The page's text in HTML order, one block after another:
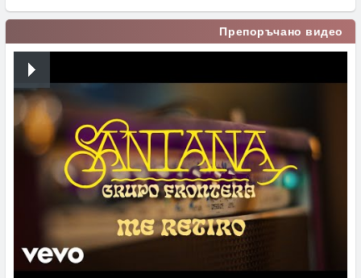
Препоръчано видео